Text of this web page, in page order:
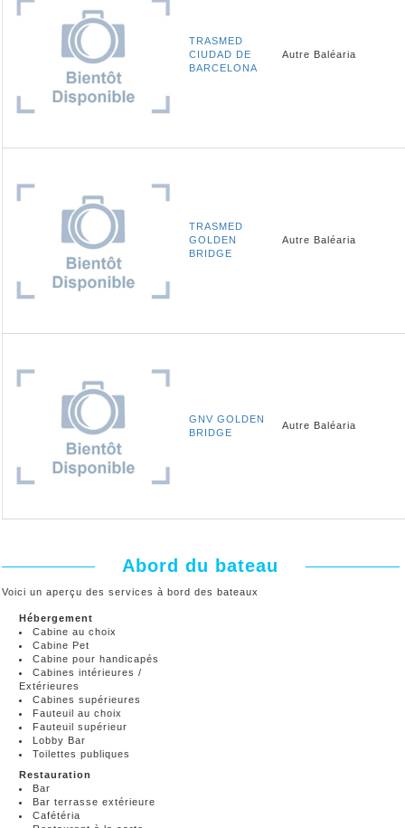
TRASMED
CIUDAD DE
BARCELONA
Autre Baléaria
TRASMED
GOLDEN
BRIDGE
Autre Baléaria
GNV GOLDEN
BRIDGE
Autre Baléaria
Abord du bateau
Voici un aperçu des services à bord des bateaux
Hébergement
Cabine au choix
Cabine Pet
Cabine pour handicapés
Cabines intérieures /
Extérieures
Cabines supérieures
Fauteuil au choix
Fauteuil supérieur
Lobby Bar
Toilettes publiques
Restauration
Bar
Bar terrasse extérieure
Cafétéria